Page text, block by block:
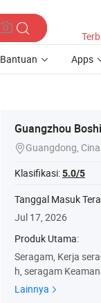
Bantuan Apps
Guangzhou
Guangdong, Cina
Klasifikasi:5.0/5
Tanggal Masuk
Jul 17, 2026
Produk Utama:
Seragam, Kerja
h, seragam
eragam
Lainnya